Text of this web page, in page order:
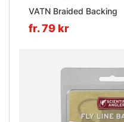
VATN Braided Backing
fr. 79 kr